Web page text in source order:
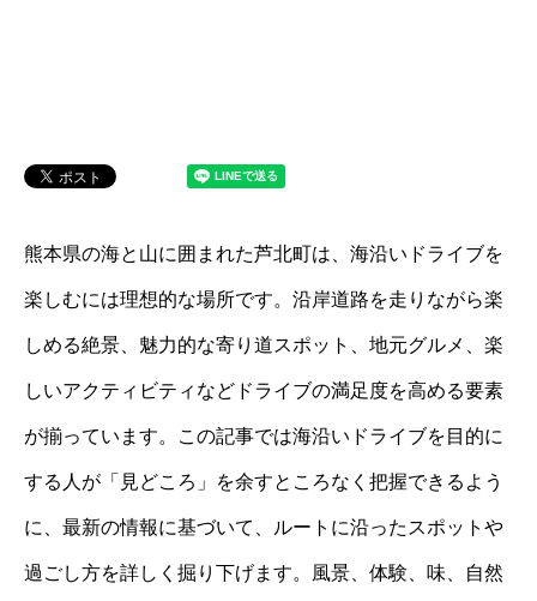
熊本県の海と山に囲まれた芦北町は、海沿いドライブを
楽しむには理想的な場所です。沿岸道路を走りながら楽
しめる絶景、魅力的な寄り道スポット、地元グルメ、楽
しいアクティビティなどドライブの満足度を高める要素
が揃っています。この記事では海沿いドライブを目的に
する人が「見どころ」を余すところなく把握できるよう
に、最新の情報に基づいて、ルートに沿ったスポットや
過ごし方を詳しく掘り下げます。風景、体験、味、自然